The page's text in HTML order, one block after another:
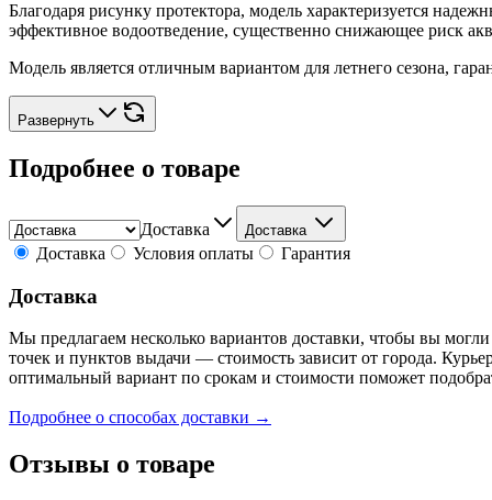
Благодаря рисунку протектора, модель характеризуется
эффективное водоотведение, существенно снижающее риск
Модель является отличным вариантом для летнего сезона,
Развернуть
Подробнее о товаре
Доставка Доставка
Доставка Условия оплаты Гарантия
Доставка
Мы предлагаем несколько вариантов доставки, чтобы вы
точек и пунктов выдачи — стоимость зависит от города.
оптимальный вариант по срокам и стоимости поможет
Подробнее о способах доставки →
Отзывы о товаре